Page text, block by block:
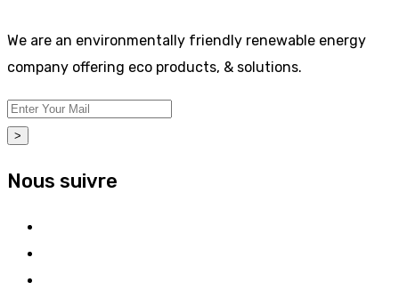
We are an environmentally friendly renewable energy
company offering eco products, & solutions.
>
Nous suivre